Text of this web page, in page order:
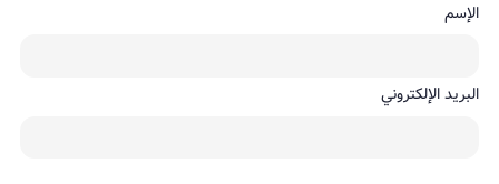
الإسم
البريد الإلكتروني